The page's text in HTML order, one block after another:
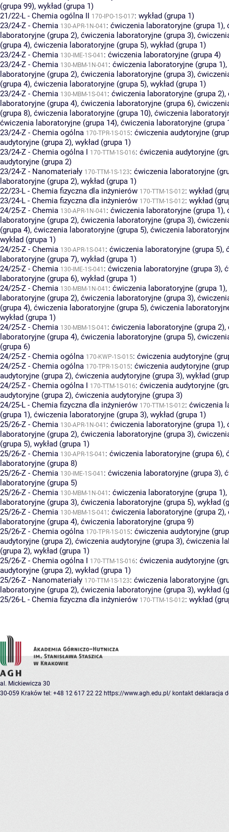
(grupa 99), wykład (grupa 1)
21/22-L - Chemia ogólna II 170-IPO-1S-017: wykład (grupa 1)
23/24-Z - Chemia 130-APR-1N-041 : ćwiczenia laboratoryjne (grupa 1),
laboratoryjne (grupa 2), ćwiczenia laboratoryjne (grupa 3),
(grupa 4), ćwiczenia laboratoryjne (grupa 5), wykład (grupa 1)
23/24-Z - Chemia 130-IME-1S-041 : ćwiczenia laboratoryjne (grupa 4)
23/24-Z - Chemia 130-MBM-1N-041 : ćwiczenia laboratoryjne (grupa 1),
laboratoryjne (grupa 2), ćwiczenia laboratoryjne (grupa 3),
(grupa 4), ćwiczenia laboratoryjne (grupa 5), wykład (grupa 1)
23/24-Z - Chemia 130-MBM-1S-041 : ćwiczenia laboratoryjne (grupa 2),
laboratoryjne (grupa 4), ćwiczenia laboratoryjne (grupa 6),
(grupa 8), ćwiczenia laboratoryjne (grupa 10), ćwiczenia
ćwiczenia laboratoryjne (grupa 14), ćwiczenia laboratoryjne (grupa
23/24-Z - Chemia ogólna 170-TPR-1S-015: ćwiczenia audytoryjne
audytoryjne (grupa 2), wykład (grupa 1)
23/24-Z - Chemia ogólna I 170-TTM-1S-016: ćwiczenia audytoryjne
audytoryjne (grupa 2)
23/24-Z - Nanomateriały 170-TTM-1S-123: ćwiczenia laboratoryjne
laboratoryjne (grupa 2), wykład (grupa 1)
22/23-L - Chemia fizyczna dla inżynierów 170-TTM-1S-012: wykład
23/24-L - Chemia fizyczna dla inżynierów 170-TTM-1S-012: wykład
24/25-Z - Chemia 130-APR-1N-041 : ćwiczenia laboratoryjne (grupa 1),
laboratoryjne (grupa 2), ćwiczenia laboratoryjne (grupa 3),
(grupa 4), ćwiczenia laboratoryjne (grupa 5), ćwiczenia
wykład (grupa 1)
24/25-Z - Chemia 130-APR-1S-041 : ćwiczenia laboratoryjne (grupa 5),
laboratoryjne (grupa 7), wykład (grupa 1)
24/25-Z - Chemia 130-IME-1S-041 : ćwiczenia laboratoryjne (grupa 3),
laboratoryjne (grupa 6), wykład (grupa 1)
24/25-Z - Chemia 130-MBM-1N-041 : ćwiczenia laboratoryjne (grupa 1),
laboratoryjne (grupa 2), ćwiczenia laboratoryjne (grupa 3),
(grupa 4), ćwiczenia laboratoryjne (grupa 5), ćwiczenia
wykład (grupa 1)
24/25-Z - Chemia 130-MBM-1S-041 : ćwiczenia laboratoryjne (grupa 2),
laboratoryjne (grupa 4), ćwiczenia laboratoryjne (grupa 5),
(grupa 6)
24/25-Z - Chemia ogólna 170-KWP-1S-015: ćwiczenia audytoryjne
24/25-Z - Chemia ogólna 170-TPR-1S-015: ćwiczenia audytoryjne
audytoryjne (grupa 2), ćwiczenia audytoryjne (grupa 3), wykład
24/25-Z - Chemia ogólna I 170-TTM-1S-016: ćwiczenia audytoryjne
audytoryjne (grupa 2), ćwiczenia audytoryjne (grupa 3)
24/25-L - Chemia fizyczna dla inżynierów 170-TTM-1S-012: ćwiczenia
(grupa 1), ćwiczenia laboratoryjne (grupa 3), wykład (grupa 1)
25/26-Z - Chemia 130-APR-1N-041 : ćwiczenia laboratoryjne (grupa 1),
laboratoryjne (grupa 2), ćwiczenia laboratoryjne (grupa 3),
(grupa 5), wykład (grupa 1)
25/26-Z - Chemia 130-APR-1S-041 : ćwiczenia laboratoryjne (grupa 6),
laboratoryjne (grupa 8)
25/26-Z - Chemia 130-IME-1S-041 : ćwiczenia laboratoryjne (grupa 3),
laboratoryjne (grupa 5)
25/26-Z - Chemia 130-MBM-1N-041 : ćwiczenia laboratoryjne (grupa 1),
laboratoryjne (grupa 3), ćwiczenia laboratoryjne (grupa 5), wykład
25/26-Z - Chemia 130-MBM-1S-041 : ćwiczenia laboratoryjne (grupa 2),
laboratoryjne (grupa 4), ćwiczenia laboratoryjne (grupa 9)
25/26-Z - Chemia ogólna 170-TPR-1S-015: ćwiczenia audytoryjne
audytoryjne (grupa 2), ćwiczenia audytoryjne (grupa 3), ćwiczenia
(grupa 2), wykład (grupa 1)
25/26-Z - Chemia ogólna I 170-TTM-1S-016: ćwiczenia audytoryjne
audytoryjne (grupa 2), wykład (grupa 1)
25/26-Z - Nanomateriały 170-TTM-1S-123: ćwiczenia laboratoryjne
laboratoryjne (grupa 2), ćwiczenia laboratoryjne (grupa 3), wykład
25/26-L - Chemia fizyczna dla inżynierów 170-TTM-1S-012: wykład
al. Mickiewicza 30
30-059 Kraków tel: +48 12 617 22 22 https://www.agh.edu.pl/ kontakt deklaracja